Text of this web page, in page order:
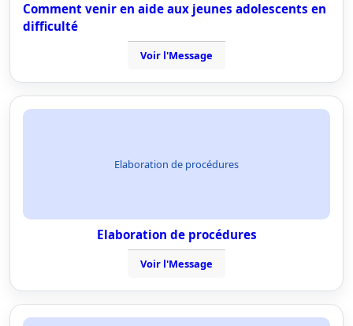
Comment venir en aide aux jeunes adolescents en
difficulté
Voir l'Message
Elaboration de procédures
Elaboration de procédures
Voir l'Message